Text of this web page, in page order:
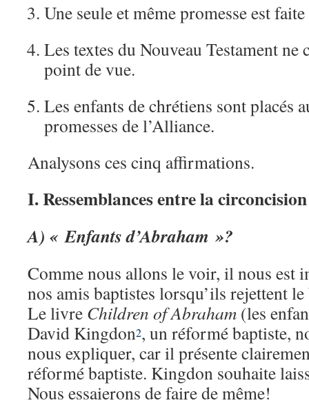
Une seule et même promesse est
Les textes du Nouveau Testament ne
point de vue.
Les enfants de chrétiens sont placés
promesses de l’Alliance.
Analysons ces cinq affirmations.
I. Ressemblances entre la
A) « Enfants d’Abraham »?
Comme nous allons le voir, il nous est
nos amis baptistes lorsqu’ils rejettent le
Le livre Children of Abraham (les
David Kingdon2, un réformé baptiste,
nous expliquer, car il présente
réformé baptiste. Kingdon souhaite
Nous essaierons de faire de même!